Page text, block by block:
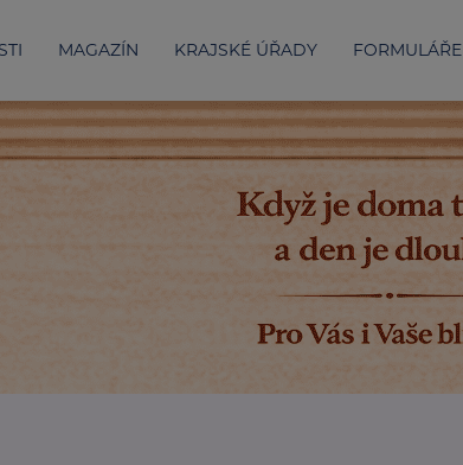
MAGAZÍN KRAJSKÉ ÚŘADY FORMULÁŘE